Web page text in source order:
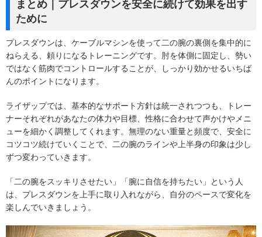
まとめ｜プレスダウンを安全に続けて効果を出す
ために
プレスダウンは、ケーブルマシンを使って二の腕の裏側を集中的に
ねらえる、頼りになるトレーニングです。肘を体側に固定し、勢い
ではなく筋肉でコントロールすることが、しっかり効かせるいちば
んのポイントになります。
ライザップでは、基本的なサポート方針は統一されつつも、トレー
ナーそれぞれがあなたの体力や目標、性格に合わせて声かけやメニ
ューを細かく調整してくれます。無理のない重量と頻度で、安全に
コツコツ続けていくことで、二の腕のラインや上半身の印象は少し
ずつ変わっていきます。
「二の腕をスッキリさせたい」「腕に自信を持ちたい」という人
は、プレスダウンを上手に取り入れながら、自分のペースで変化を
楽しんでいきましょう。